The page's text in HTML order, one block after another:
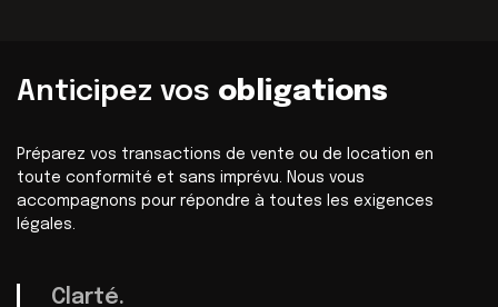
Anticipez vos obligations
Préparez vos transactions de vente ou de location en
toute conformité et sans imprévu. Nous vous
accompagnons pour répondre à toutes les exigences
légales.
Clarté.